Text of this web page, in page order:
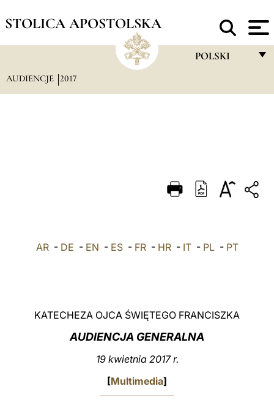
STOLICA APOSTOLSKA
POLSKI
DEUTSCH
العربيّة
AUDIENCJE 2017
AR- DE - EN - ES- FR- HR- IT- PL- PT
KATECHEZA OJCA ŚWIĘTEGO FRANCISZKA
AUDIENCJA GENERALNA
19 kwietnia 2017 r.
[Multimedia]